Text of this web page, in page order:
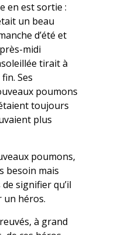
en est sortie :
un beau
d’été et
midi
tirait à
Ses
poumons
toujours
plus
poumons,
besoin mais
signifier qu’il
un héros.
à grand